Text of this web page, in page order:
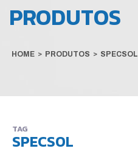
PRODUTOS
HOME > PRODUTOS > SPECSOL
TAG
SPECSOL